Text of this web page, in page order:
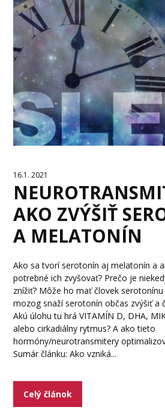
16.1. 2021
AKO ZVÝŠIŤ
A MELATONÍN
Ako sa tvorí serotonín aj melatonín a
potrebné ich zvyšovať? Prečo je
znížiť? Môže ho mať človek
mozog snaží serotonín občas zvýšiť a
Akú úlohu tu hrá VITAMÍN D, DHA,
alebo cirkadiálny rytmus? A ako tieto
hormóny/neurotransmitery
Sumár článku: Ako vzniká...
Celý článok